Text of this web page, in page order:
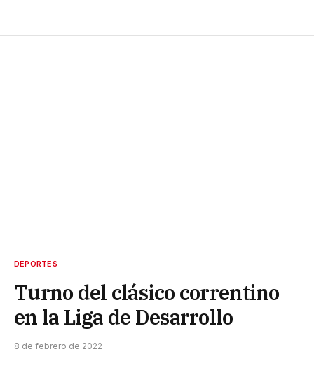
DEPORTES
Turno del clásico correntino
en la Liga de Desarrollo
8 de febrero de 2022